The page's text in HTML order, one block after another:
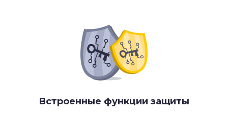
Встроенные функции защиты